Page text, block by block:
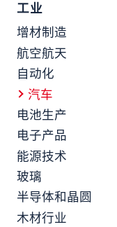
工业
增材制造
航空航天
自动化
汽车
电池生产
电子产品
能源技术
玻璃
半导体和晶圆
木材行业